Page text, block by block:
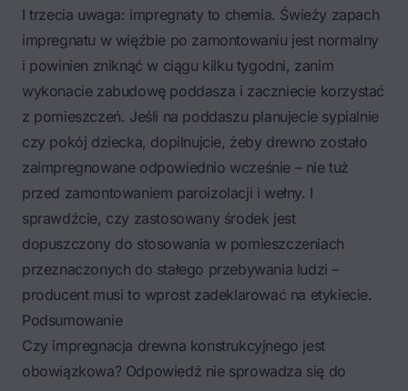
I trzecia uwaga: impregnaty to chemia. Świeży zapach
impregnatu w więźbie po zamontowaniu jest normalny
i powinien zniknąć w ciągu kilku tygodni, zanim
wykonacie zabudowę poddasza i zaczniecie korzystać
z pomieszczeń. Jeśli na poddaszu planujecie sypialnie
czy pokój dziecka, dopilnujcie, żeby drewno zostało
zaimpregnowane odpowiednio wcześnie – nie tuż
przed zamontowaniem paroizolacji i wełny. I
sprawdźcie, czy zastosowany środek jest
dopuszczony do stosowania w pomieszczeniach
przeznaczonych do stałego przebywania ludzi –
producent musi to wprost zadeklarować na etykiecie.
Podsumowanie
Czy impregnacja drewna konstrukcyjnego jest
obowiązkowa? Odpowiedź nie sprowadza się do